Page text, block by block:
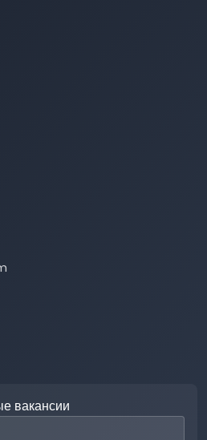
вакансии